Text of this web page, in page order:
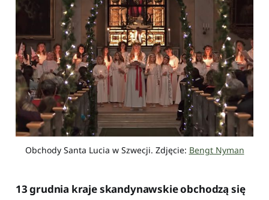
Obchody Santa Lucia w Szwecji. Zdjęcie: Bengt Nyman
13 grudnia kraje skandynawskie obchodzą się